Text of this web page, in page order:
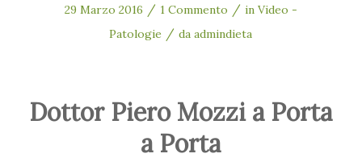
29 Marzo 2016 / 1 Commento / in Video -
Patologie / daadmindieta
Dottor Piero Mozzi a Porta
a Porta